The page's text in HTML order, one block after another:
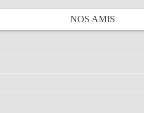
NOS AMIS